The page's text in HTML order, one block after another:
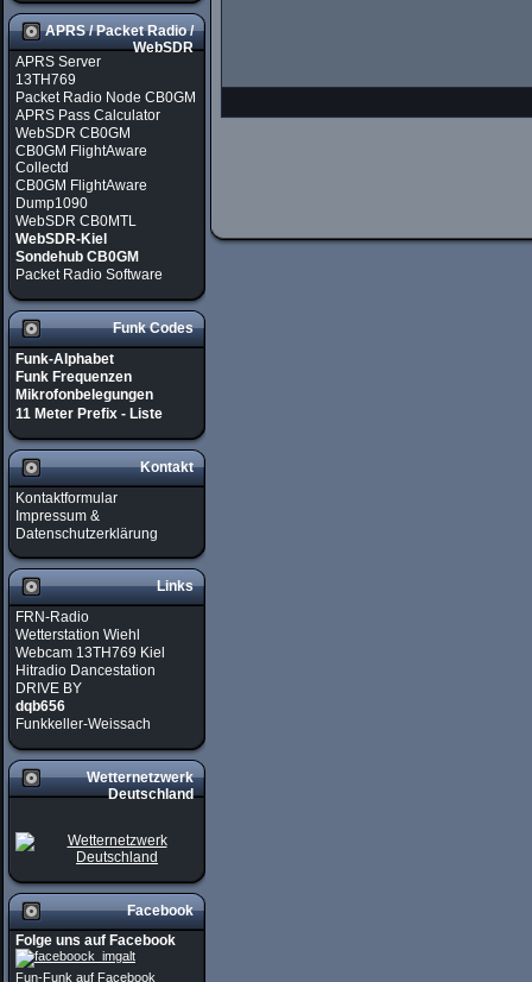
APRS / Packet Radio /
WebSDR
APRS Server
13TH769
Packet Radio Node CB0GM
APRS Pass Calculator
WebSDR CB0GM
CB0GM FlightAware
Collectd
CB0GM FlightAware
Dump1090
WebSDR CB0MTL
WebSDR-Kiel
Sondehub CB0GM
Packet Radio Software
Funk Codes
Funk-Alphabet
Funk Frequenzen
Mikrofonbelegungen
11 Meter Prefix - Liste
Kontakt
Kontaktformular
Impressum &
Datenschutzerklärung
Links
FRN-Radio
Wetterstation Wiehl
Webcam 13TH769 Kiel
Hitradio Dancestation
DRIVE BY
dqb656
Funkkeller-Weissach
Wetternetzwerk
Deutschland
Facebook
Folge uns auf Facebook
Fun-Funk auf Facebook